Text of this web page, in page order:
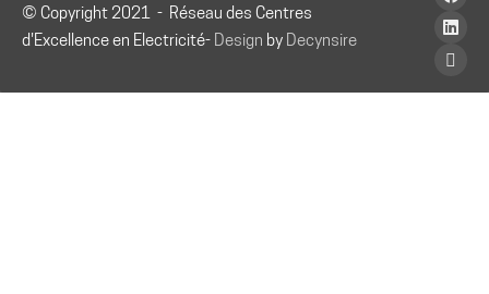
© Copyright 2021 - Réseau des Centres
d'Excellence en Electricité- Design by Decynsire